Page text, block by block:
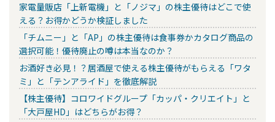
家電量販店「上新電機」と「ノジマ」の株主優待はどこで使
える？お得かどうか検証しました
「チムニー」と「AP」の株主優待は食事券かカタログ商品の
選択可能！優待廃止の噂は本当なのか？
お酒好き必見！？居酒屋で使える株主優待がもらえる「ワタ
ミ」と「テンアライド」を徹底解説
【株主優待】コロワイドグループ「カッパ・クリエイト」と
「大戸屋HD」はどちらがお得？